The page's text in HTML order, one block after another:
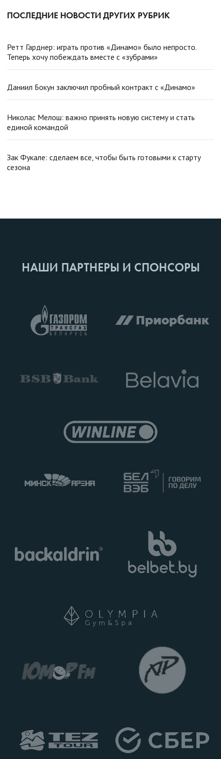
ПОСЛЕДНИЕ НОВОСТИ ДРУГИХ РУБРИК
Ретт Гарднер: играть против «Динамо» было непросто.
Теперь хочу побеждать вместе с «зубрами»
Даниил Бокун заключил пробный контракт с «Динамо»
Николас Мелош: важно принять новую систему и стать
единой командой
Зак Фукале: сделаем все, чтобы быть готовыми к старту
сезона
НАШИ ПАРТНЕРЫ И СПОНСОРЫ